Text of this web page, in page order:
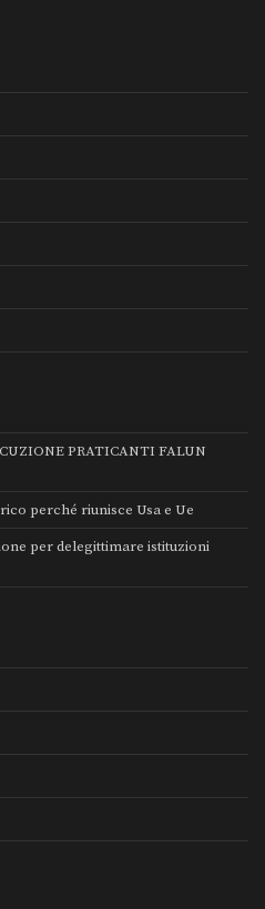
PRATICANTI FALUN
perché riunisce Usa e Ue
per delegittimare istituzioni